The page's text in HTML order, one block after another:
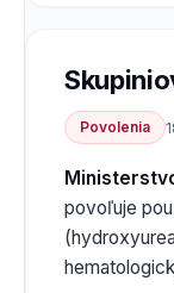
Povolenia
povoľuje